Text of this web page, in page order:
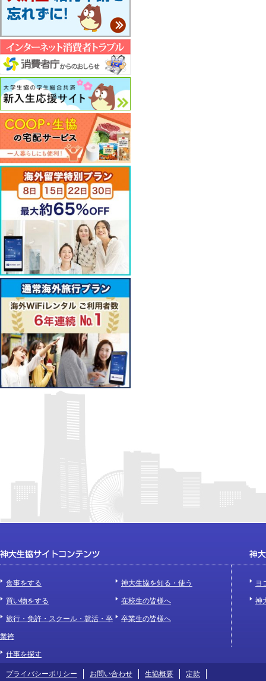
食事をする
買い物をする
旅行・免許・スクール・就活・卒
業袴
仕事を探す
神大生協を知る・使う
在校生の皆様へ
卒業生の皆様へ
ヨ
神
プライバシーポリシー お問い合わせ 生協概要 定款